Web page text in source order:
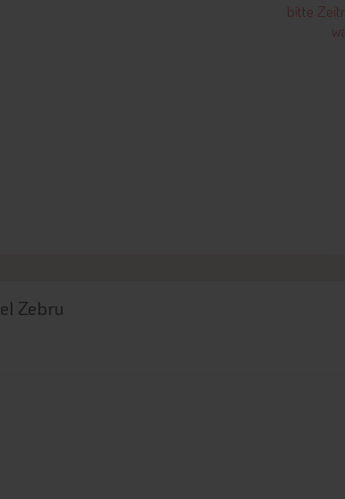
bitte
Zebru